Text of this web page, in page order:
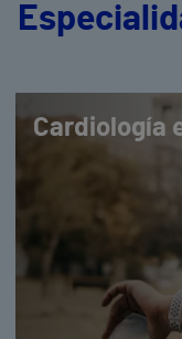
Cardiología